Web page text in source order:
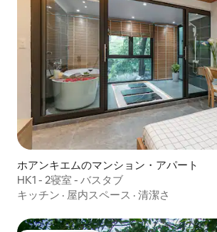
ホアンキエムのマンション・アパート
HK1 - 2寝室 - バスタブ
キッチン · 屋内スペース · 清潔さ